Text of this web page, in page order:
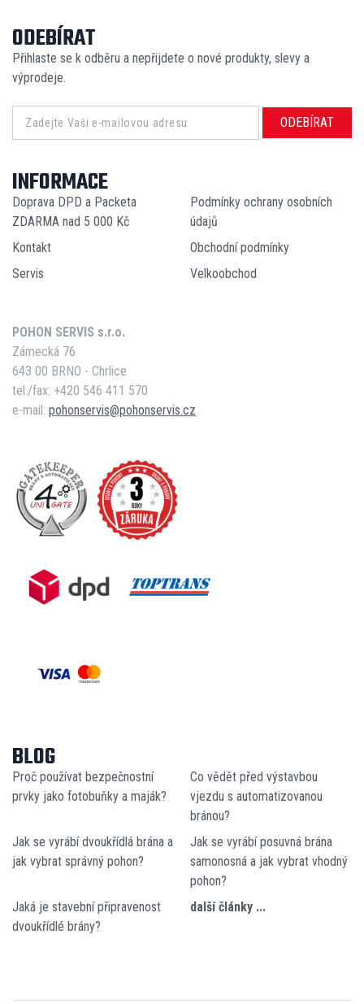
ODEBÍRAT
Přihlaste se k odběru a nepřijdete o nové produkty, slevy a
výprodeje.
ODEBÍRAT
INFORMACE
Doprava DPD a Packeta
ZDARMA nad 5 000 Kč
Podmínky ochrany osobních
údajů
Kontakt
Obchodní podmínky
Servis
Velkoobchod
POHON SERVIS s.r.o.
Zámecká 76
643 00 BRNO - Chrlice
tel./fax: +420 546 411 570
e-mail: pohonservis@pohonservis.cz
BLOG
Proč používat bezpečnostní
prvky jako fotobuňky a maják?
Co vědět před výstavbou
vjezdu s automatizovanou
bránou?
Jak se vyrábí dvoukřídlá brána a
jak vybrat správný pohon?
Jak se vyrábí posuvná brána
samonosná a jak vybrat vhodný
pohon?
Jaká je stavební připravenost
dvoukřídlé brány?
další články ...